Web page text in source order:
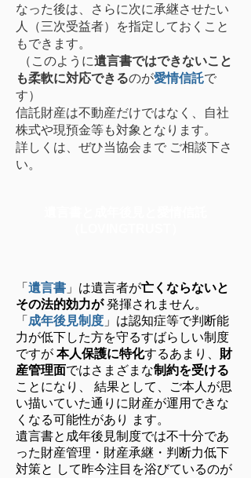
なった後は、さらに次に承継させたい
人（三次受益者）を指定しておくこと
もできます。
（このように遺言書ではできないこと
も柔軟に対応できるのが愛情信託で
す）
信託財産は不動産だけではなく、自社
株式や現預金等も対象となります。
詳しくは、ぜひ当協会まで ご相談下さ
い。
「 遺言書 」は遺言者が亡くならないと
その法的効力が発揮されません。
「 成年後見制度 」は認知症等で判断能
力が低下した方を守るすばらしい制度
ですが 本人保護に特化するあまり、 財
産管理面ではさまざまな制約を受ける
ことになり、 結果として、ご本人が思
い描いていた通りに財産が運用できな
くなる可能性があり ます。
遺言書と成年後見制度では不十分であ
った財産管理・財産承継・判断力低下
対策と して昨今注目を浴びているのが